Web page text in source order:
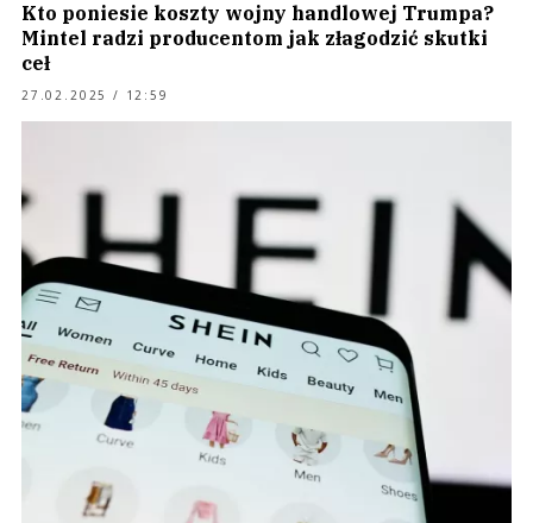
Kto poniesie koszty wojny handlowej Trumpa?
Mintel radzi producentom jak złagodzić skutki
ceł
27.02.2025 / 12:59